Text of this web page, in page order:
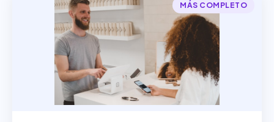
MÁS COMPLETO